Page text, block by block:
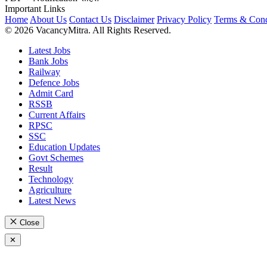
Important Links
Home About Us Contact Us Disclaimer Privacy Policy Terms &
© 2026 VacancyMitra. All Rights Reserved.
Latest Jobs
Bank Jobs
Railway
Defence Jobs
Admit Card
RSSB
Current Affairs
RPSC
SSC
Education Updates
Govt Schemes
Result
Technology
Agriculture
Latest News
Close
✕